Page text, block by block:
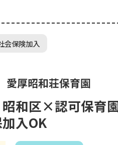
会保険加入
厚昭和荘保育園
和区×認可保育
入OK